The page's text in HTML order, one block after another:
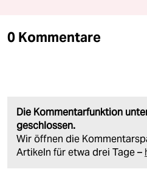
0 Kommentare
Die Kommentarfunktion
geschlossen.
Wir öffnen die
Artikeln für etwa drei Tage –